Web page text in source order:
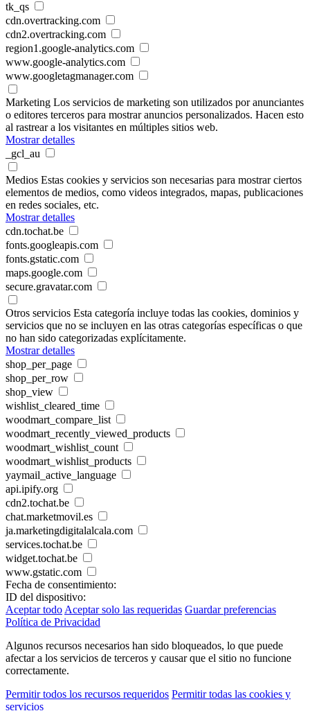
tk_qs
cdn.overtracking.com
cdn2.overtracking.com
region1.google-analytics.com
www.google-analytics.com
www.googletagmanager.com
Marketing Los servicios de marketing son utilizados por anunciantes
o editores terceros para mostrar anuncios personalizados. Hacen esto
al rastrear a los visitantes en múltiples sitios web.
Mostrar detalles
_gcl_au
Medios Estas cookies y servicios son necesarias para mostrar ciertos
elementos de medios, como videos integrados, mapas, publicaciones
en redes sociales, etc.
Mostrar detalles
cdn.tochat.be
fonts.googleapis.com
fonts.gstatic.com
maps.google.com
secure.gravatar.com
Otros servicios Esta categoría incluye todas las cookies, dominios y
servicios que no se incluyen en las otras categorías específicas o que
no han sido categorizadas explícitamente.
Mostrar detalles
shop_per_page
shop_per_row
shop_view
wishlist_cleared_time
woodmart_compare_list
woodmart_recently_viewed_products
woodmart_wishlist_count
woodmart_wishlist_products
yaymail_active_language
api.ipify.org
cdn2.tochat.be
chat.marketmovil.es
ja.marketingdigitalalcala.com
services.tochat.be
widget.tochat.be
www.gstatic.com
Fecha de consentimiento:
ID del dispositivo:
Aceptar todo Aceptar solo las requeridas Guardar preferencias
Política de Privacidad
Algunos recursos necesarios han sido bloqueados, lo que puede
afectar a los servicios de terceros y causar que el sitio no funcione
correctamente.
Permitir todos los recursos requeridos Permitir todas las cookies y
servicios